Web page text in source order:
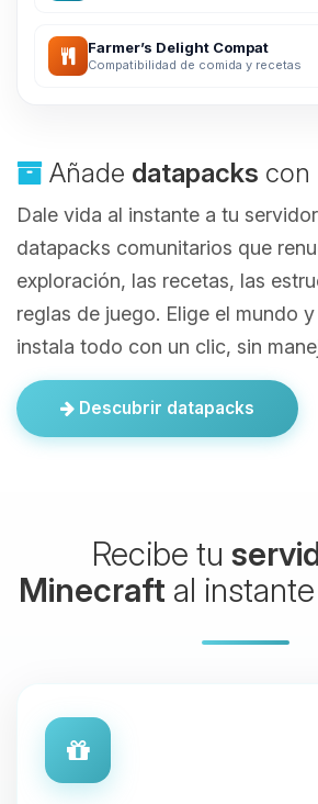
Farmer’s Delight Compat
Compatibilidad de comida y recetas
Añade datapacks con
Dale vida al instante a tu
datapacks comunitarios que
exploración, las recetas, las
reglas de juego. Elige el mundo
instala todo con un clic, sin
Descubrir datapacks
Recibe tu
Minecraft al